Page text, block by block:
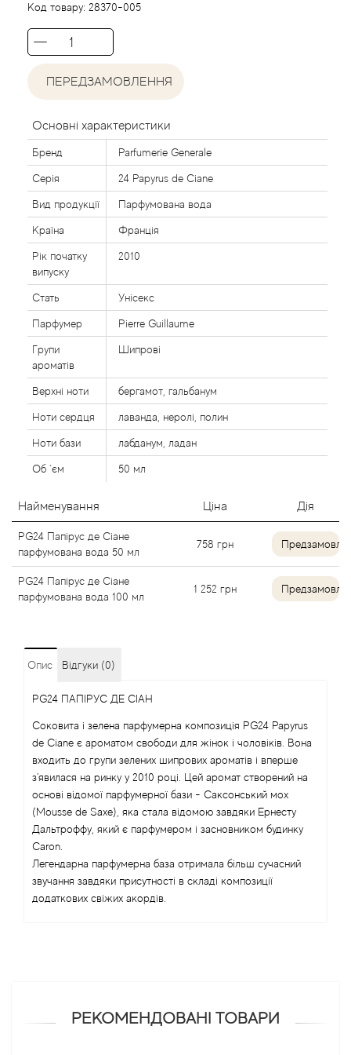
Код товару: 28370-005
ПЕРЕДЗАМОВЛЕННЯ
Основні характеристики
Бренд Parfumerie Generale
Серія 24 Papyrus de Ciane
Вид продукції Парфумована вода
Країна Франція
Рік початку
випуску
2010
Стать Унісекс
Парфумер Pierre Guillaume
Групи
ароматів
Шипрові
Верхні ноти бергамот, гальбанум
Ноти сердця лаванда, неролі, полин
Ноти бази лабданум, ладан
Об `єм 50 мл
Найменування Ціна Дія
PG24 Папірус де Сіане
парфумована вода 50 мл
758 грн
PG24 Папірус де Сіане
парфумована вода 100 мл
1 252 грн
Опис Відгуки (0)
PG24 ПАПІРУС ДЕ СІАН
Соковита і зелена парфумерна композиція PG24 Papyrus
de Ciane є ароматом свободи для жінок і чоловіків. Вона
входить до групи зелених шипрових ароматів і вперше
з'явилася на ринку у 2010 році. Цей аромат створений на
основі відомої парфумерної бази - Саксонський мох
(Mousse de Saxe), яка стала відомою завдяки Ернесту
Дальтроффу, який є парфумером і засновником будинку
Caron.
Легендарна парфумерна база отримала більш сучасний
звучання завдяки присутності в складі композиції
додаткових свіжих акордів.
РЕКОМЕНДОВАНІ ТОВАРИ
Acqua di Parma
Acqua di Sardegna
Adidas
Aedes de Venustas
Aerin Lauder
Affinessence
Afnan
Agatha Ruiz de la Prada
Agent Provocateur
Agonist
Aigner
Aj Arabia (Widian)
Ajmal
Al Haramain
Al Jazeera
Alexandre Barthet
Alexandre J
Alfred Dunhill
Alyson Oldoini
Alyssa Ashley